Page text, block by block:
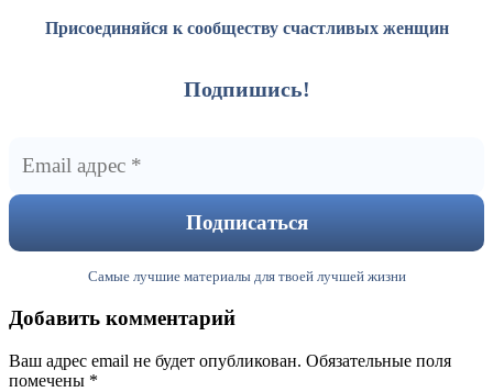
Присоединяйся к сообществу счастливых женщин
Подпишись!
Самые лучшие материалы для твоей лучшей жизни
Добавить комментарий
Ваш адрес email не будет опубликован. Обязательные поля
помечены *